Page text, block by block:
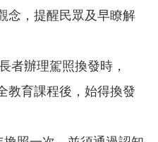
念，提醒民眾及早瞭解
者辦理駕照換發時，
教育課程後，始得換發